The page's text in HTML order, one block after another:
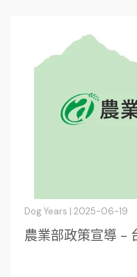
農業部政策宣導 -
Dog Years | 2025-06-19